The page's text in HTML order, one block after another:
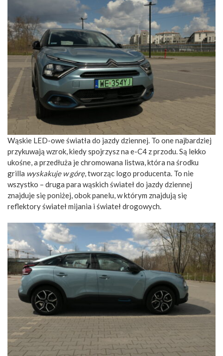
Wąskie LED-owe światła do jazdy dziennej. To one najbardziej
przykuwają wzrok, kiedy spojrzysz na e-C4 z przodu. Są lekko
ukośne, a przedłuża je chromowana listwa, która na środku
grilla wyskakuje w górę, tworząc logo producenta. To nie
wszystko – druga para wąskich świateł do jazdy dziennej
znajduje się poniżej, obok panelu, w którym znajdują się
reflektory świateł mijania i świateł drogowych.